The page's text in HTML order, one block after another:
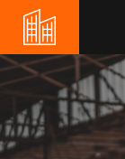
Saltar
contenido